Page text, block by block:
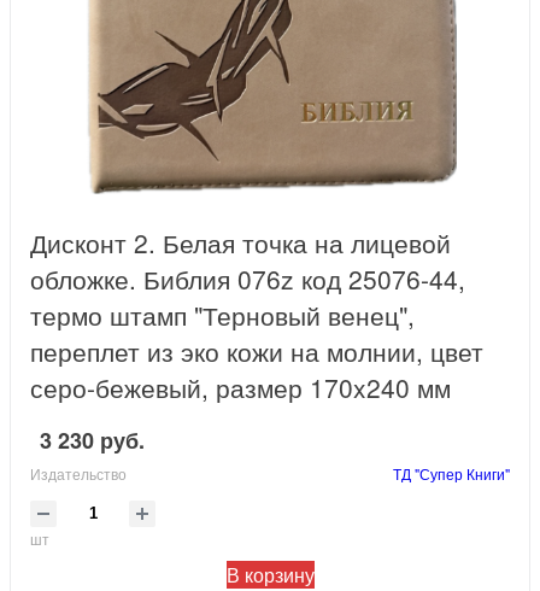
Дисконт 2. Белая точка на лицевой
обложке. Библия 076z код 25076-44,
термо штамп "Терновый венец",
переплет из эко кожи на молнии, цвет
серо-бежевый, размер 170x240 мм
3 230 руб.
Издательство ТД "Супер Книги"
шт
В корзину